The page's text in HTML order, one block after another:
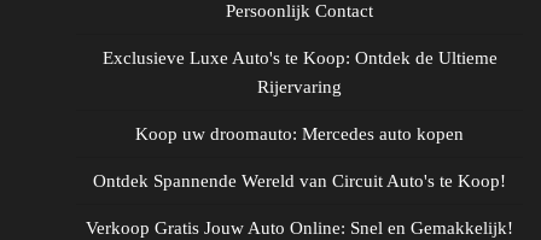
Persoonlijk Contact
Exclusieve Luxe Auto's te Koop: Ontdek de Ultieme
Rijervaring
Koop uw droomauto: Mercedes auto kopen
Ontdek Spannende Wereld van Circuit Auto's te Koop!
Verkoop Gratis Jouw Auto Online: Snel en Gemakkelijk!